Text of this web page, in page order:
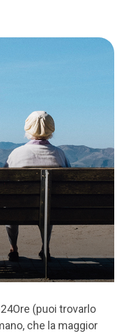
(puoi trovarlo
che la maggior